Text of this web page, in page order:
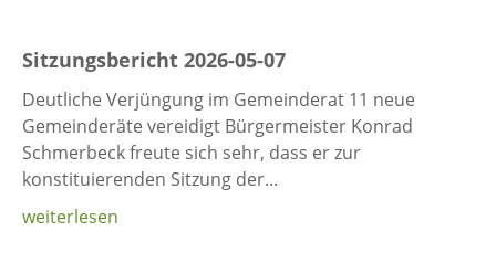
Sitzungsbericht 2026-05-07
Deutliche Verjüngung im Gemeinderat 11 neue
Gemeinderäte vereidigt Bürgermeister Konrad
Schmerbeck freute sich sehr, dass er zur
konstituierenden Sitzung der...
weiterlesen